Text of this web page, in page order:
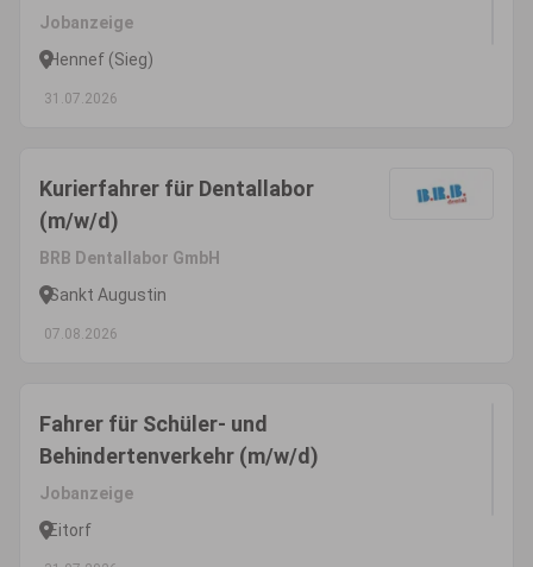
Jobanzeige
Hennef (Sieg)
31.07.2026
Kurierfahrer für Dentallabor
(m/w/d)
BRB Dentallabor GmbH
Sankt Augustin
07.08.2026
Fahrer für Schüler- und
Behindertenverkehr (m/w/d)
Jobanzeige
Eitorf